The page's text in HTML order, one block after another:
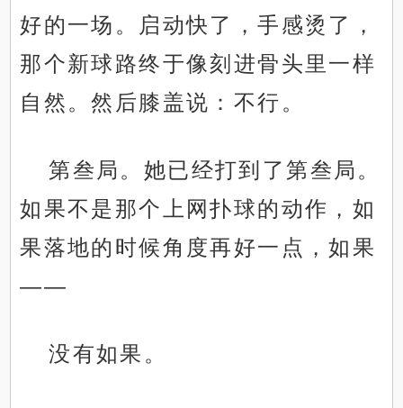
好的一场。启动快了，手感烫了，
那个新球路终于像刻进骨头里一样
自然。然后膝盖说：不行。
第叁局。她已经打到了第叁局。
如果不是那个上网扑球的动作，如
果落地的时候角度再好一点，如果
——
没有如果。